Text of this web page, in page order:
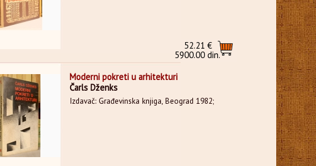
52.21 €
5900.00 din.
Moderni pokreti u arhitekturi
Čarls Dženks
Izdavač: Građevinska knjiga, Beograd 1982;